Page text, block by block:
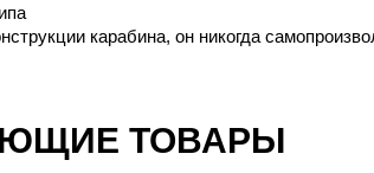
карабина, он никогда
ТОВАРЫ